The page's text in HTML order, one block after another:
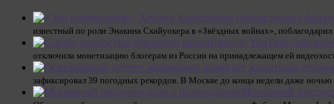
известный по роли Энакина Скайуокера в «Звёздных войнах»,
отключила монетизацию блогерам из России на принадлежащем ей
зафиксировал 39 погодных рекордов. В Москве до конца недели даже
Москвичей